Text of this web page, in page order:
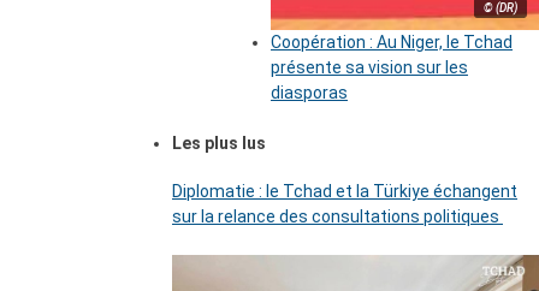
© (DR)
Coopération : Au Niger, le Tchad
présente sa vision sur les
diasporas
Les plus lus
Diplomatie : le Tchad et la Türkiye échangent
sur la relance des consultations politiques